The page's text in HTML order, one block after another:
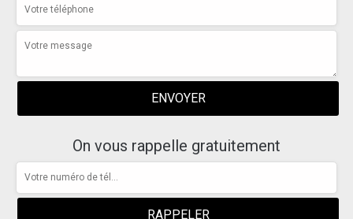
On vous rappelle gratuitement